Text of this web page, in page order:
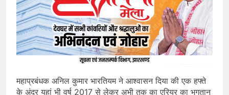
महाप्रबंधक अनिल कुमार भारतियम ने आश्वासन दिया की एक हफ्ते
के अंदर यहां भी वर्ष 2017 से लेकर अभी तक का एरियर का भुगतान